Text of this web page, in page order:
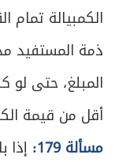
الكمبيالة تمام
ذمة المستفيد
المبلغ، حتى لو
أقل من قيمة
مسألة 179:
إذا